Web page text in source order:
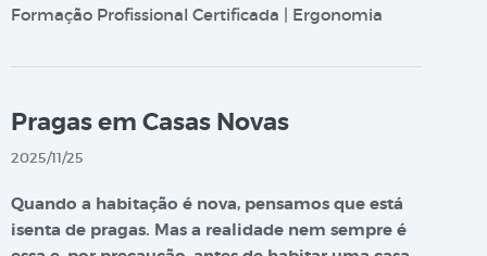
Formação Profissional Certificada | Ergonomia
Pragas em Casas Novas
2025/11/25
Quando a habitação é nova, pensamos que está
isenta de pragas. Mas a realidade nem sempre é